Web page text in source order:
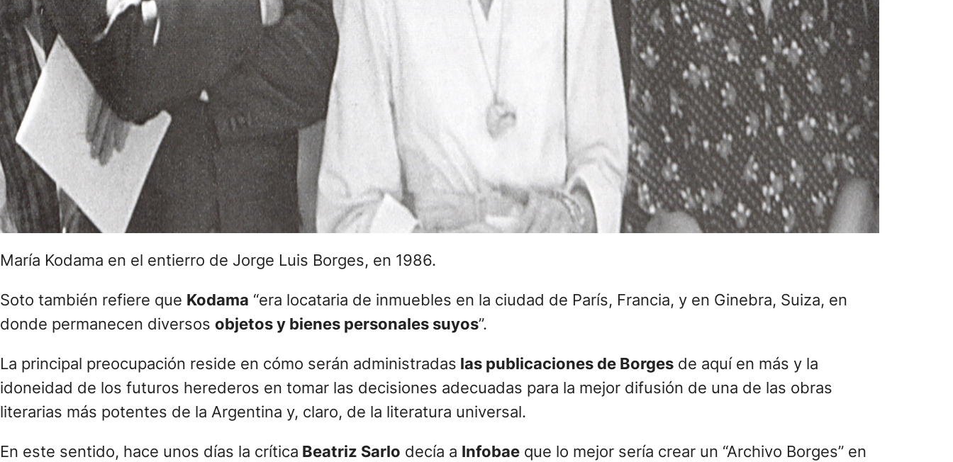
María Kodama en el entierro de Jorge Luis Borges, en 1986.
Soto también refiere que Kodama “era locataria de inmuebles en la ciudad de París, Francia, y en Ginebra, Suiza, en
donde permanecen diversos objetos y bienes personales suyos”.
La principal preocupación reside en cómo serán administradas las publicaciones de Borges de aquí en más y la
idoneidad de los futuros herederos en tomar las decisiones adecuadas para la mejor difusión de una de las obras
literarias más potentes de la Argentina y, claro, de la literatura universal.
En este sentido, hace unos días la crítica Beatriz Sarlo decía a Infobae que lo mejor sería crear un “Archivo Borges” en